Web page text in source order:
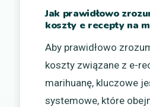
Jak prawidłowo
koszty e recepty na
Aby prawidłowo
koszty związane z e-
marihuanę, kluczowe
systemowe, które